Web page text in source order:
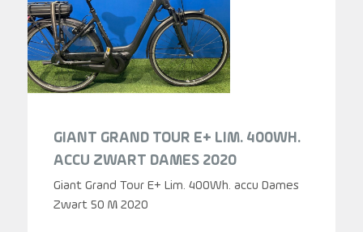
GIANT GRAND TOUR E+ LIM. 400WH.
ACCU ZWART DAMES 2020
Giant Grand Tour E+ Lim. 400Wh. accu Dames
Zwart 50 M 2020